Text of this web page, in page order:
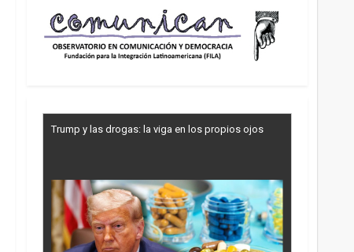
Trump y las drogas: la viga en los propios ojos